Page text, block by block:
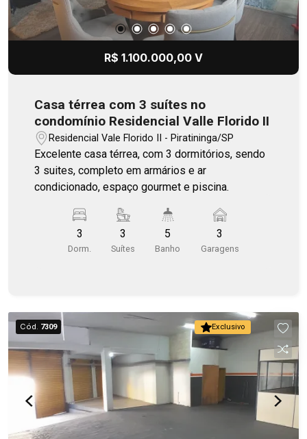
R$ 1.100.000,00 V
Casa térrea com 3 suítes no
condomínio Residencial Valle Florido II
Residencial Vale Florido II - Piratininga/SP
Excelente casa térrea, com 3 dormitórios, sendo
3 suites, completo em armários e ar
condicionado, espaço gourmet e piscina.
3
Dorm.
3
Suítes
5
Banho
3
Garagens
Exclusivo
Cód. 7309